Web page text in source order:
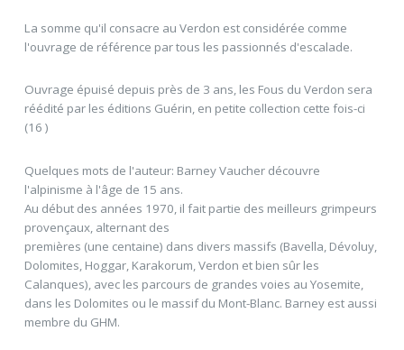
La somme qu'il consacre au Verdon est considérée comme
l'ouvrage de référence par tous les passionnés d'escalade.
Ouvrage épuisé depuis près de 3 ans, les Fous du Verdon sera
réédité par les éditions Guérin, en petite collection cette fois-ci
(16 )
Quelques mots de l'auteur: Barney Vaucher découvre
l'alpinisme à l'âge de 15 ans.
Au début des années 1970, il fait partie des meilleurs grimpeurs
provençaux, alternant des
premières (une centaine) dans divers massifs (Bavella, Dévoluy,
Dolomites, Hoggar, Karakorum, Verdon et bien sûr les
Calanques), avec les parcours de grandes voies au Yosemite,
dans les Dolomites ou le massif du Mont-Blanc. Barney est aussi
membre du GHM.